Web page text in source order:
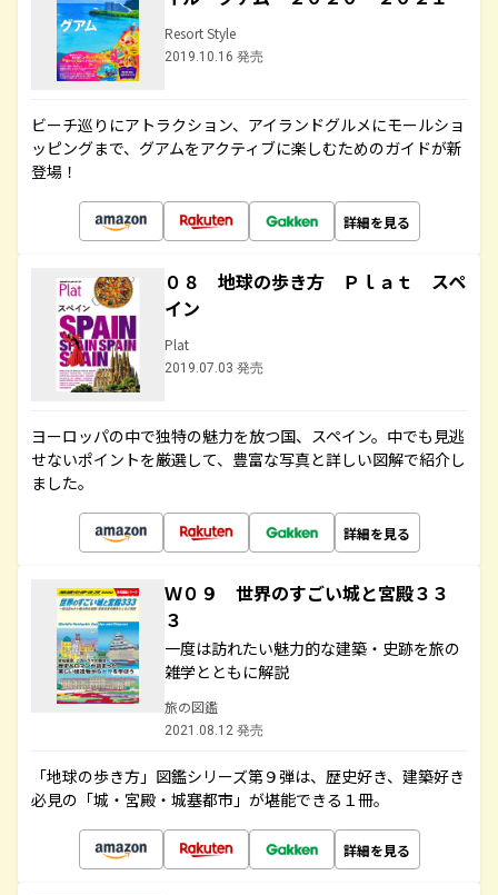
Resort Style
2019.10.16 発売
ビーチ巡りにアトラクション、アイランドグルメにモールショ
ッピングまで、グアムをアクティブに楽しむためのガイドが新
登場！
詳細を見る
０８ 地球の歩き方 Ｐｌａｔ スペ
イン
Plat
2019.07.03 発売
ヨーロッパの中で独特の魅力を放つ国、スペイン。中でも見逃
せないポイントを厳選して、豊富な写真と詳しい図解で紹介し
ました。
詳細を見る
Ｗ０９ 世界のすごい城と宮殿３３
３
一度は訪れたい魅力的な建築・史跡を旅の
雑学とともに解説
旅の図鑑
2021.08.12 発売
「地球の歩き方」図鑑シリーズ第９弾は、歴史好き、建築好き
必見の「城・宮殿・城塞都市」が堪能できる１冊。
詳細を見る